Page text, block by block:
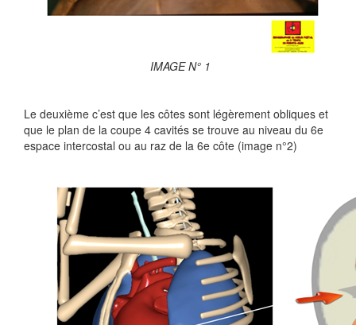
IMAGE N° 1
Le deuxième c’est que les côtes sont légèrement obliques et
que le plan de la coupe 4 cavités se trouve au niveau du 6e
espace intercostal ou au raz de la 6e côte (image n°2)